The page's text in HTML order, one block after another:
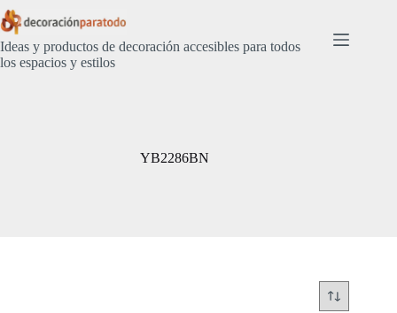
Saltar
al
contenido
Ideas y productos de decoración accesibles para todos
los espacios y estilos
YB2286BN